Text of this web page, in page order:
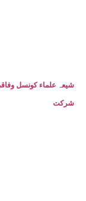
شیعہ علماء کونسل
شرکت